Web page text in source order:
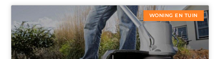
WONING EN TUIN